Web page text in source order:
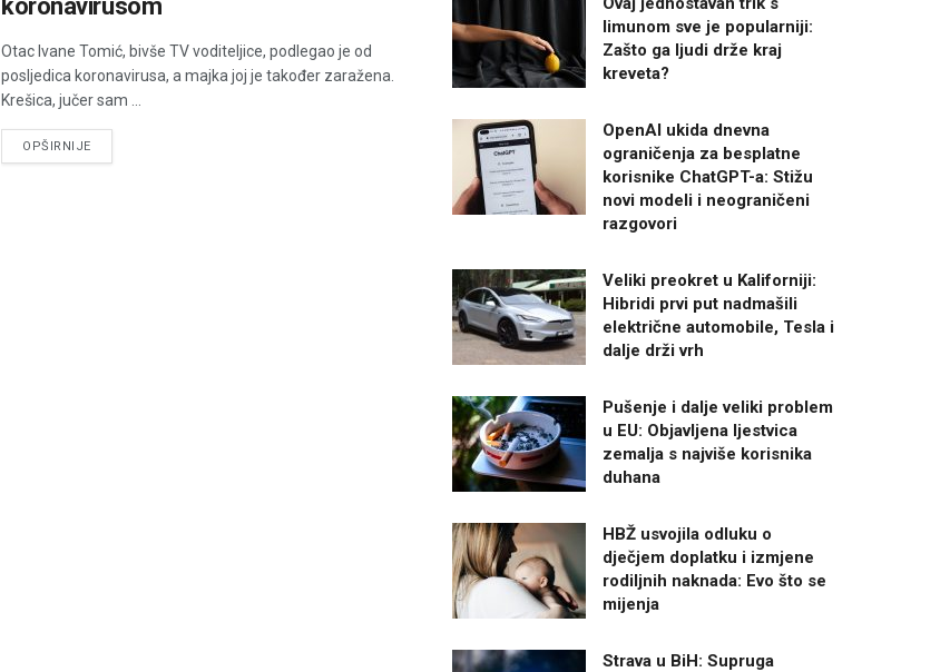
koronavirusom
Otac Ivane Tomić, bivše TV voditeljice, podlegao je od
posljedica koronavirusa, a majka joj je također zaražena.
Krešica, jučer sam ...
OPŠIRNIJEDETAILS
limunom sve je popularniji:
Zašto ga ljudi drže kraj
kreveta?
OpenAI ukida dnevna
ograničenja za besplatne
korisnike ChatGPT-a: Stižu
novi modeli i neograničeni
razgovori
Veliki preokret u Kaliforniji:
Hibridi prvi put nadmašili
električne automobile, Tesla i
dalje drži vrh
Pušenje i dalje veliki problem
u EU: Objavljena ljestvica
zemalja s najviše korisnika
duhana
HBŽ usvojila odluku o
dječjem doplatku i izmjene
rodiljnih naknada: Evo što se
mijenja
Strava u BiH: Supruga